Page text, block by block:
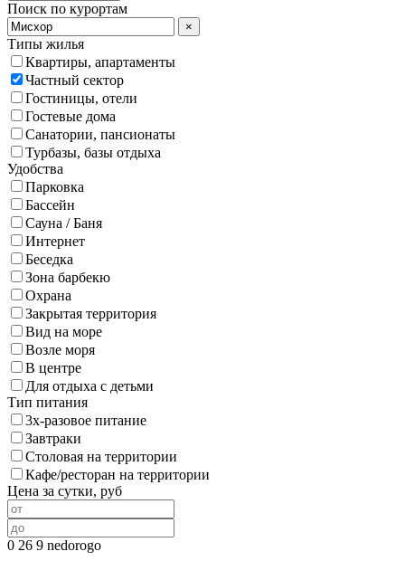
Поиск по курортам
×
Типы жилья
Квартиры, апартаменты
Частный сектор
Гостиницы, отели
Гостевые дома
Санатории, пансионаты
Турбазы, базы отдыха
Удобства
Парковка
Бассейн
Сауна / Баня
Интернет
Беседка
Зона барбекю
Охрана
Закрытая территория
Вид на море
Возле моря
В центре
Для отдыха с детьми
Тип питания
3х-разовое питание
Завтраки
Столовая на территории
Кафе/ресторан на территории
Цена за сутки, руб
0 26 9 nedorogo